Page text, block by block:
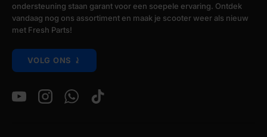
ondersteuning staan garant voor een soepele ervaring. Ontdek
vandaag nog ons assortiment en maak je scooter weer als nieuw
met Fresh Parts!
VOLG ONS ⤸
YouTubeInstagramWhatsAppTikTok